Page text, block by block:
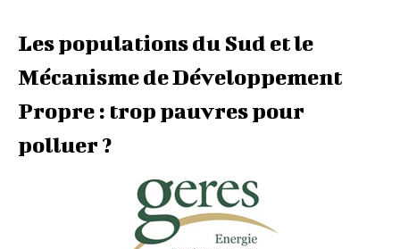
Les populations du Sud et le
Mécanisme de Développement
Propre : trop pauvres pour
polluer ?